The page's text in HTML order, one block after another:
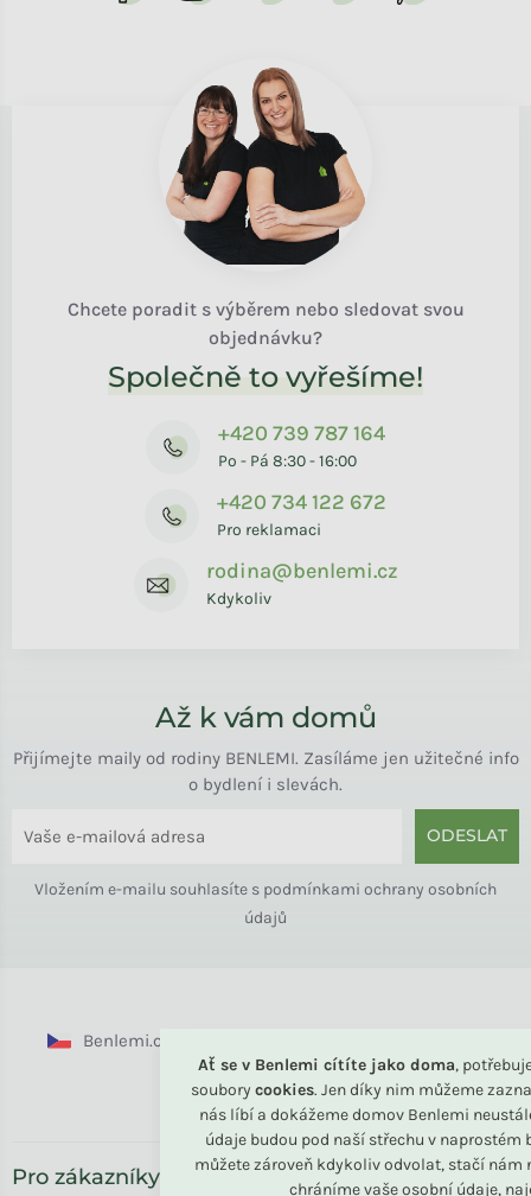
Ať se v Benlemi cítíte jako doma,
soubory cookies. Jen díky nim můžeme
nás líbí a dokážeme domov Benlemi
údaje budou pod naší střechu v naprostém
můžete zároveň kdykoliv odvolat, stačí nám
chráníme vaše osobní údaje,
Chcete poradit s výběrem nebo sledovat svou
objednávku?
Společně to vyřešíme!
+420 739 787 164
Po - Pá 8:30 - 16:00
+420 734 122 672
Pro reklamaci
rodina@benlemi.cz
Kdykoliv
Až k vám domů
Přijímejte maily od rodiny BENLEMI. Zasíláme jen užitečné info
o bydlení i slevách.
ODESLAT
Vložením e-mailu souhlasíte s podmínkami ochrany osobních
údajů
Benlemi.cz
Benlemi.ro
Pro zákazníky